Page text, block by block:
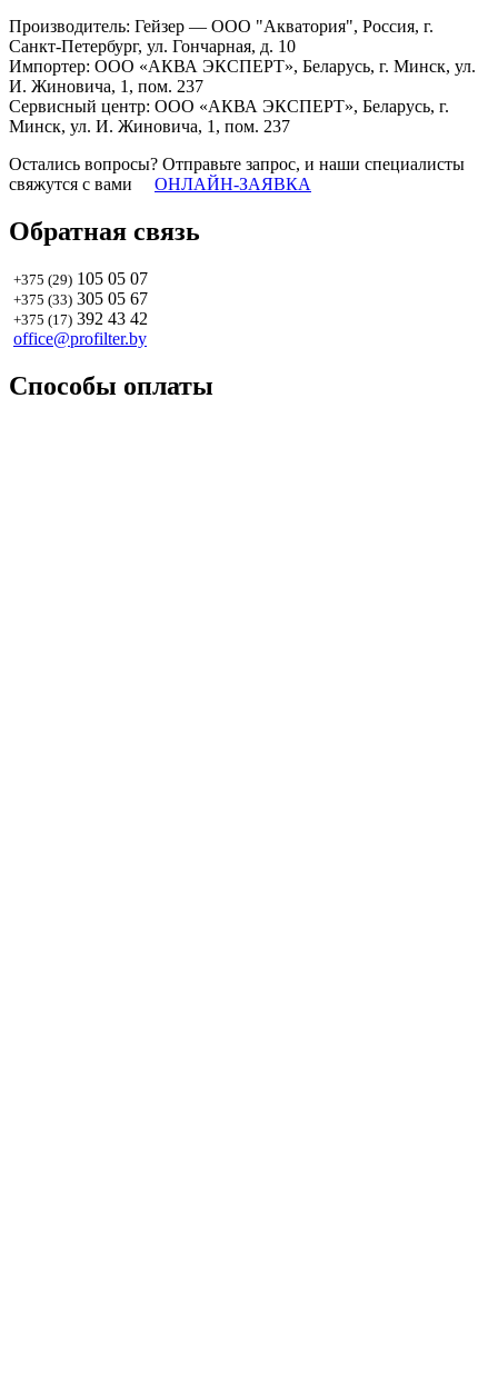
Производитель: Гейзер — ООО "Акватория", Россия, г.
Санкт-Петербург, ул. Гончарная, д. 10
Импортер: ООО «АКВА ЭКСПЕРТ», Беларусь, г. Минск, ул.
И. Жиновича, 1, пом. 237
Сервисный центр: ООО «АКВА ЭКСПЕРТ», Беларусь, г.
Минск, ул. И. Жиновича, 1, пом. 237
Остались вопросы? Отправьте запрос, и наши специалисты
свяжутся с вами ОНЛАЙН-ЗАЯВКА
Обратная связь
+375 (29) 105 05 07
+375 (33) 305 05 67
+375 (17) 392 43 42
office@profilter.by
Способы оплаты